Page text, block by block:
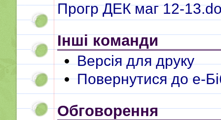
Прогр ДЕК маг 12-
Інші команди
Версія для друку
Повернутися до e-
Обговорення